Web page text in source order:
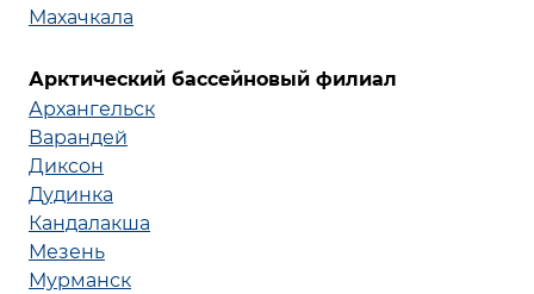
Махачкала
Арктический бассейновый филиал
Архангельск
Варандей
Диксон
Дудинка
Кандалакша
Мезень
Мурманск